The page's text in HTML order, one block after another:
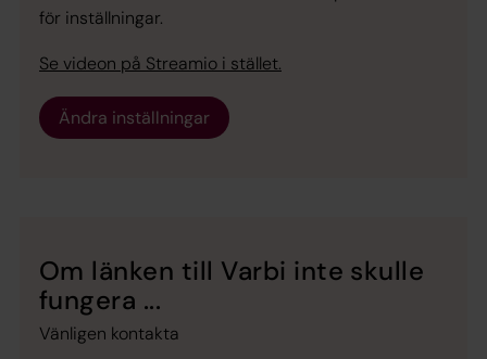
för inställningar.
Se videon på Streamio i stället.
Ändra inställningar
Om länken till Varbi inte skulle
fungera ...
Vänligen kontakta